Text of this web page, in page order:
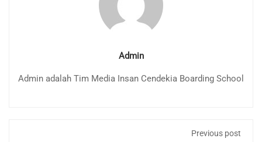
Admin
Admin adalah Tim Media Insan Cendekia Boarding School
Previous post